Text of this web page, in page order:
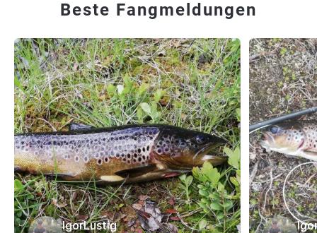
Beste Fangmeldungen
IgorLustig